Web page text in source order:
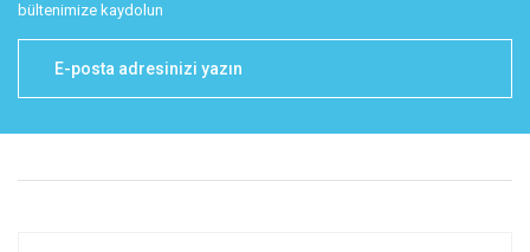
bültenimize kaydolun